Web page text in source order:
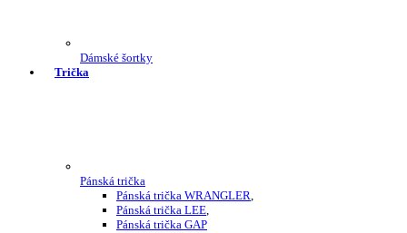
Dámské šortky
Trička
Pánská trička
Pánská trička WRANGLER,
Pánská trička LEE,
Pánská trička GAP